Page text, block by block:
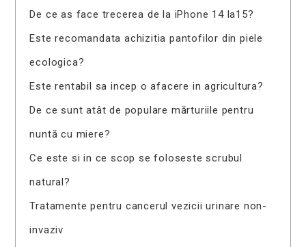
De ce as face trecerea de la iPhone 14 la15?
Este recomandata achizitia pantofilor din piele
ecologica?
Este rentabil sa incep o afacere in agricultura?
De ce sunt atât de populare mărturiile pentru
nuntă cu miere?
Ce este si in ce scop se foloseste scrubul
natural?
Tratamente pentru cancerul vezicii urinare non-
invaziv